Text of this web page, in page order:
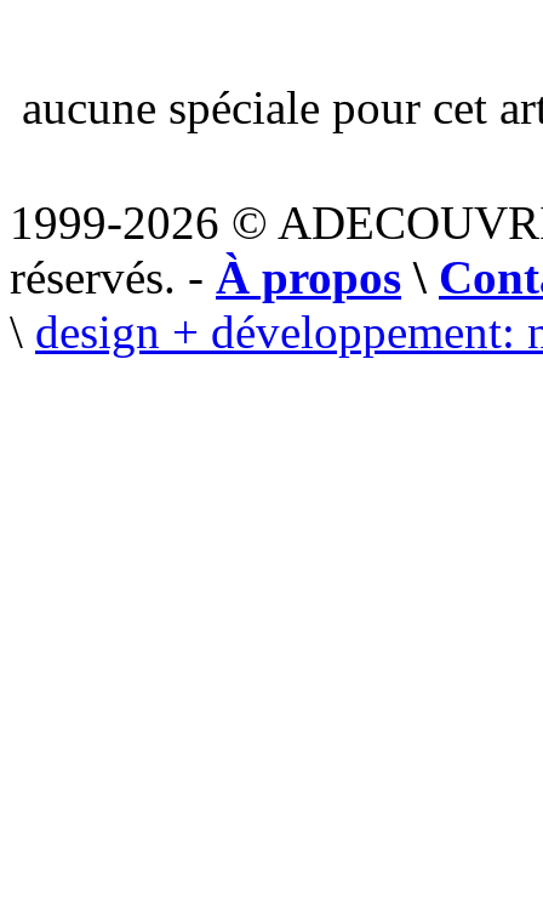
aucune spéciale pour cet
1999-2026 ©
réservés. - À propos \
\ design + développement: